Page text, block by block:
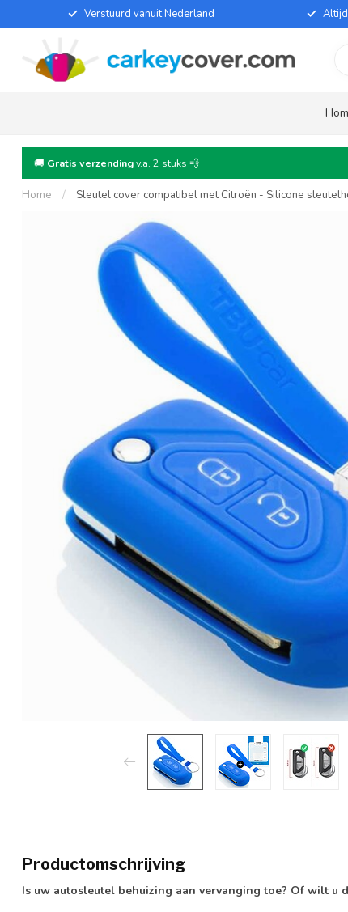
Verstuurd vanuit Nederland
🚚 Gratis verzendingv.a. 2 stuks 💨
Home / Sleutel cover compatibel met Citroën - Silicone
Productomschrijving
Is uw autosleutel behuizing aan vervanging toe? Of wilt u